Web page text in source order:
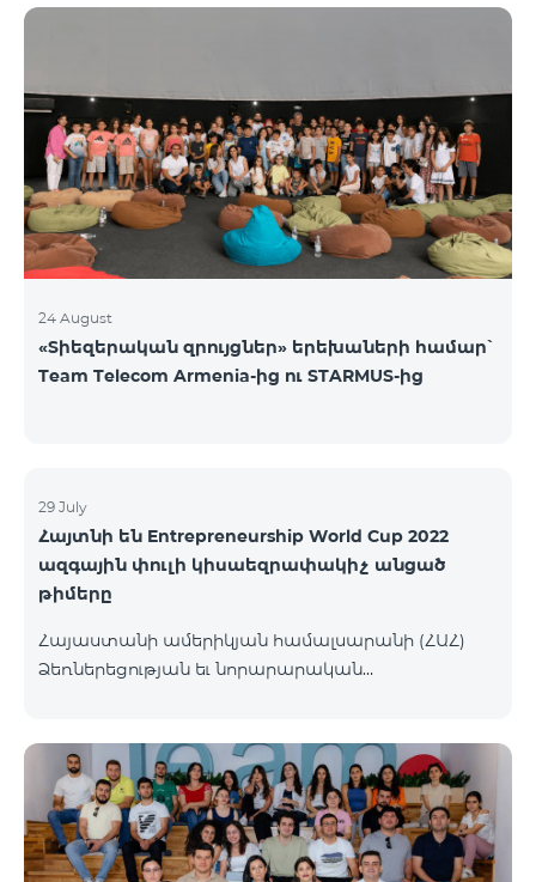
tariffs/archive/
24 August
«Տիեզերական զրույցներ» երեխաների համար՝
Team Telecom Armenia-ից ու STARMUS-ից
29 July
Հայտնի են Entrepreneurship World Cup 2022
ազգային փուլի կիսաեզրափակիչ անցած
թիմերը
Հայաստանի ամերիկյան համալսարանի (ՀԱՀ)
Ձեռներեցության եւ նորարարական
մասնակից թիմերին։ Ավելի քան 110 թիմերից 99-ը
հաղթահարել են նախնական փուլը, իսկ 34-ն
անցել են կիսաեզրափակիչ փուլ։ Ընտրությունն
իրականացվել է 48 մասնագետների կողմից,
որոնք յուրաքանչյուր հայտ ուսումնասիրել և